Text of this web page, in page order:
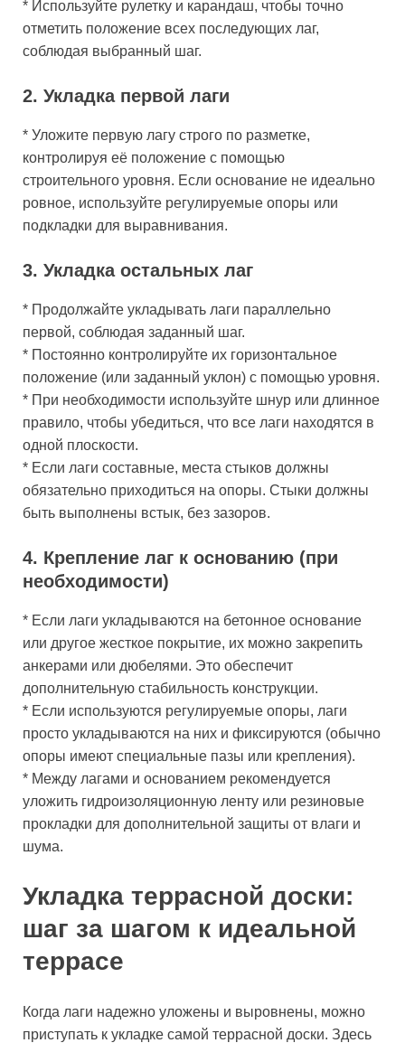
* Используйте рулетку и карандаш, чтобы точно
отметить положение всех последующих лаг,
соблюдая выбранный шаг.
2. Укладка первой лаги
* Уложите первую лагу строго по разметке,
контролируя её положение с помощью
строительного уровня. Если основание не идеально
ровное, используйте регулируемые опоры или
подкладки для выравнивания.
3. Укладка остальных лаг
* Продолжайте укладывать лаги параллельно
первой, соблюдая заданный шаг.
* Постоянно контролируйте их горизонтальное
положение (или заданный уклон) с помощью уровня.
* При необходимости используйте шнур или длинное
правило, чтобы убедиться, что все лаги находятся в
одной плоскости.
* Если лаги составные, места стыков должны
обязательно приходиться на опоры. Стыки должны
быть выполнены встык, без зазоров.
4. Крепление лаг к основанию (при
необходимости)
* Если лаги укладываются на бетонное основание
или другое жесткое покрытие, их можно закрепить
анкерами или дюбелями. Это обеспечит
дополнительную стабильность конструкции.
* Если используются регулируемые опоры, лаги
просто укладываются на них и фиксируются (обычно
опоры имеют специальные пазы или крепления).
* Между лагами и основанием рекомендуется
уложить гидроизоляционную ленту или резиновые
прокладки для дополнительной защиты от влаги и
шума.
Укладка террасной доски:
шаг за шагом к идеальной
террасе
Когда лаги надежно уложены и выровнены, можно
приступать к укладке самой террасной доски. Здесь